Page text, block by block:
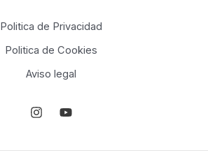
Politica de Privacidad
Politica de Cookies
Aviso legal